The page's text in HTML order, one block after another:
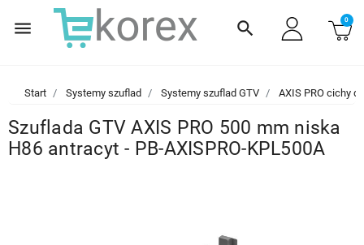
menu search 0
Start Systemy szuflad Systemy szuflad GTV AXIS PRO cichy
Szuflada GTV AXIS PRO 500 mm niska
H86 antracyt - PB-AXISPRO-KPL500A